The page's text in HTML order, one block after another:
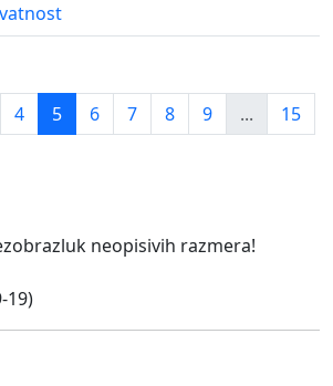
4 5 6 7 8 9 ...
15
neopisivih razmera!
19)